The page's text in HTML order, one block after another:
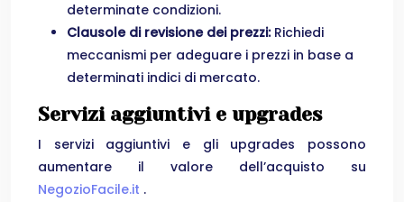
determinate condizioni.
Clausole di revisione dei prezzi: Richiedi
meccanismi per adeguare i prezzi in base a
determinati indici di mercato.
Servizi aggiuntivi e upgrades
I servizi aggiuntivi e gli upgrades possono
aumentare il valore dell’acquisto su
NegozioFacile.it .